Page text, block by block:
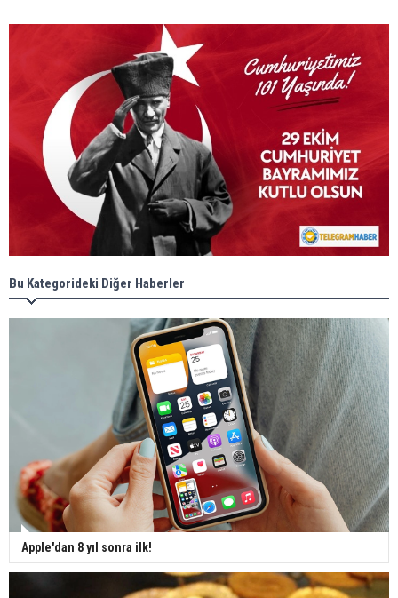
Bu Kategorideki Diğer Haberler
Apple'dan 8 yıl sonra ilk!